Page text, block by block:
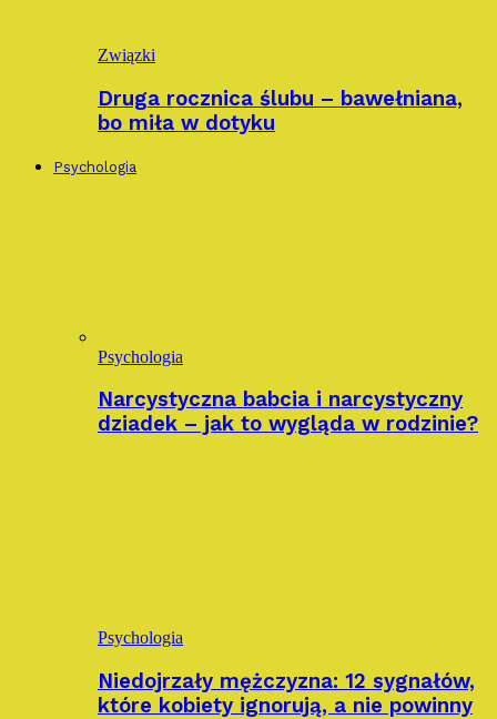
Związki
Druga rocznica ślubu – bawełniana,
bo miła w dotyku
Psychologia
Psychologia
Narcystyczna babcia i narcystyczny
dziadek – jak to wygląda w rodzinie?
Psychologia
Niedojrzały mężczyzna: 12 sygnałów,
które kobiety ignorują, a nie powinny